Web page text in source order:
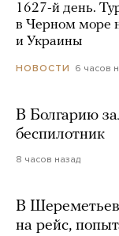
1627-й день.
в Черном море
и Украины
НОВОСТИ 6 часов
В Болгарию
беспилотник
8 часов назад
В
на рейс,